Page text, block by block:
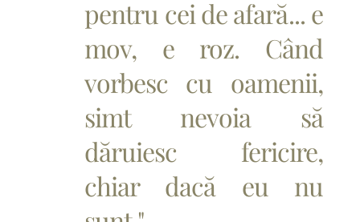
pentru cei de afară... e
mov, e roz. Când
vorbesc cu oamenii,
simt nevoia să
dăruiesc fericire,
chiar dacă eu nu